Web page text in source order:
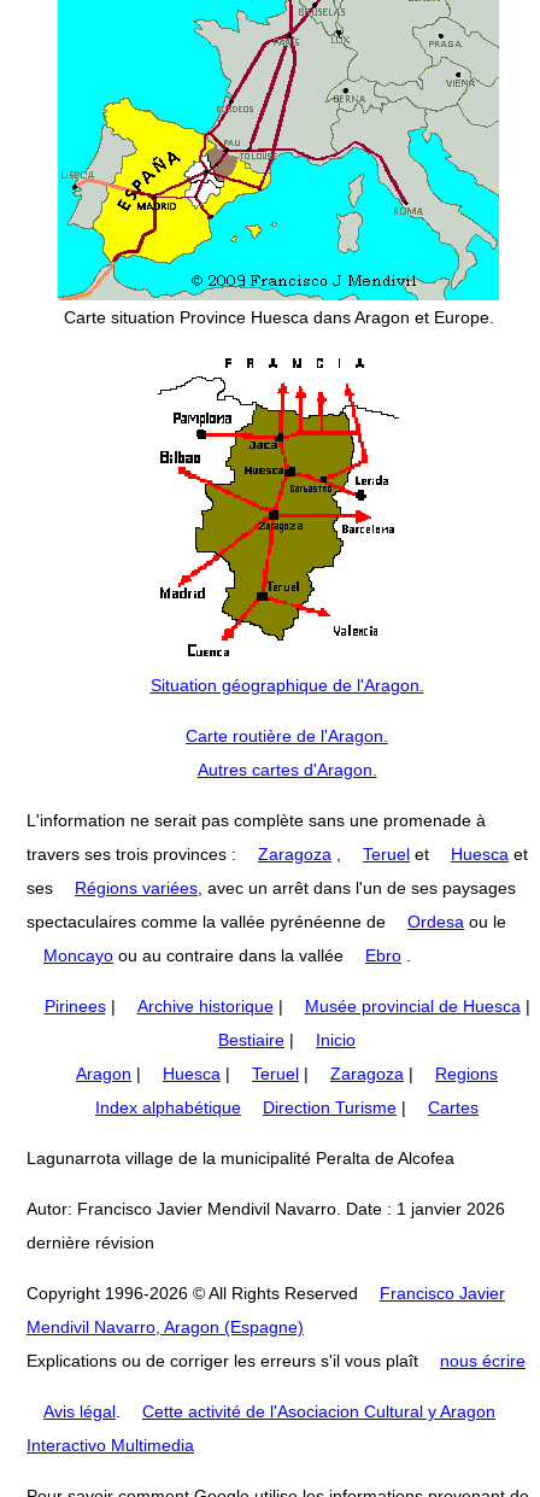
Carte situation Province Huesca dans Aragon et Europe.
Situation géographique de l'Aragon.
Carte routière de l'Aragon.
Autres cartes d'Aragon.
L'information ne serait pas complète sans une promenade à
travers ses trois provinces :
Zaragoza Teruel et Huesca et
ses
Régions variées , avec un arrêt dans l'un de ses paysages
spectaculaires comme la vallée pyrénéenne de
Ordesa ou le
Moncayo ou au contraire dans la vallée Ebro
Pirinees| Archive historique| Musée provincial de Huesca |
Bestiaire |
Inicio
Aragon | Huesca | Teruel | Zaragoza |
Regions
Index alphabétique
Direction Turisme | Cartes
Lagunarrota village de la municipalité Peralta de Alcofea
Autor: Francisco Javier Mendivil Navarro. Date : 1 janvier 2026
dernière révision
Copyright 1996-2026 © All Rights Reserved
Francisco Javier
Mendivil Navarro, Aragon (Espagne)
Explications ou de corriger les erreurs s'il vous plaît
nous écrire
Avis légal
Cette activité de l'Asociacion Cultural y Aragon
Interactivo Multimedia